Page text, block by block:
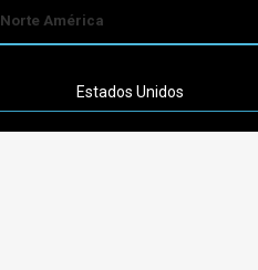
Norte América
Estados Unidos